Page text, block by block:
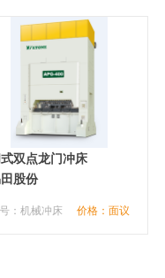
双点龙门冲床
股份
：机械冲床 价格：面议